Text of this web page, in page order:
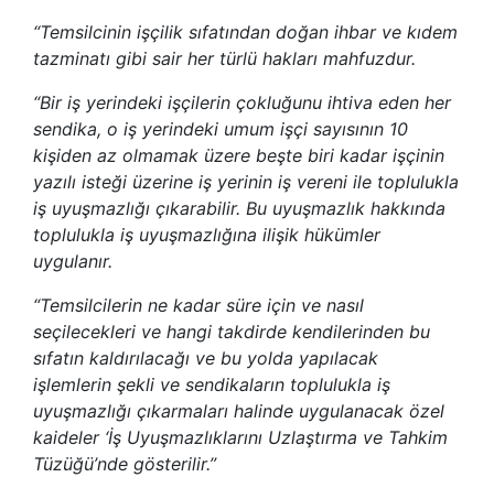
“Temsilcinin işçilik sıfatından doğan ihbar ve kıdem
tazminatı gibi sair her türlü hakları mahfuzdur.
“Bir iş yerindeki işçilerin çokluğunu ihtiva eden her
sendika, o iş yerindeki umum işçi sayısının 10
kişiden az olmamak üzere beşte biri kadar işçinin
yazılı isteği üzerine iş yerinin iş vereni ile toplulukla
iş uyuşmazlığı çıkarabilir. Bu uyuşmazlık hakkında
toplulukla iş uyuşmazlığına ilişik hükümler
uygulanır.
“Temsilcilerin ne kadar süre için ve nasıl
seçilecekleri ve hangi takdirde kendilerinden bu
sıfatın kaldırılacağı ve bu yolda yapılacak
işlemlerin şekli ve sendikaların toplulukla iş
uyuşmazlığı çıkarmaları halinde uygulanacak özel
kaideler ‘İş Uyuşmazlıklarını Uzlaştırma ve Tahkim
Tüzüğü’nde gösterilir.”